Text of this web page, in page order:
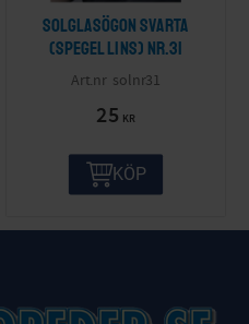
Solglasögon svarta
(spegel lins) nr.31
solnr31
25 KR
KÖP